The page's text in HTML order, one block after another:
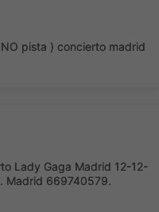
pista ) concierto madrid
Lady Gaga Madrid 12-12-
Madrid 669740579.